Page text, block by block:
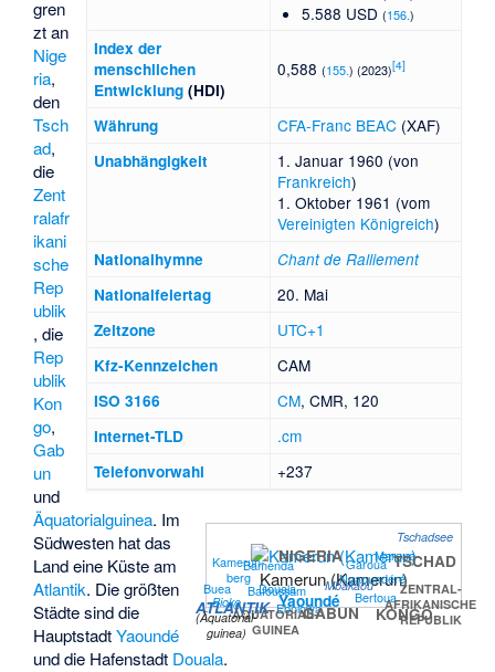
5.588 USD(156.)
Index der
menschlichen
Entwicklung (HDI)
0,588(155.) (2023)[4]
Währung CFA-Franc BEAC (XAF)
Unabhängigkeit
1. Januar 1960 (von
Frankreich)
1. Oktober 1961 (vom
Vereinigten Königreich)
National­hymne
Chant de Ralliement
Nationalfeiertag
20. Mai
Zeitzone UTC+1
Kfz-Kennzeichen CAM
ISO 3166 CM, CMR, 120
Internet-TLD .cm
Telefonvorwahl +237
Kamerun (Kamerun)
Yaoundé
Ngaoundéré
Bertoua
Maroua
Douala
Garoua
Bamenda
Ebolowa
Buea Bafoussam
Kamerun-
berg
NIGERIA TSCHAD
ZENTRAL-
AFRIKANISCHE
REPUBLIK
KONGO
GABUN
ÄQUATORIAL-
GUINEA
ATLANTIK
Mbakaou
Tschadsee
Bioko
(Äquatorial-
guinea)
gren
zt an
Nige
ria,
den
Tsch
ad,
die
Zent
ralafr
ikani
sche
Rep
ublik
, die
Rep
ublik
Kon
go,
Gab
un
und
Äquatorialguinea. Im
Südwesten hat das
Land eine Küste am
Atlantik. Die größten
Städte sind die
HauptstadtYaoundé
und die Hafenstadt Douala.